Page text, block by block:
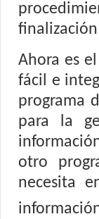
Ahora es
fácil e
programa
para la
otro
necesita